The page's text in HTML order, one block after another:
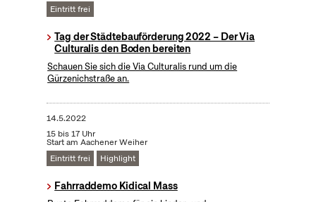
Eintritt frei
Tag der Städtebauförderung 2022 – Der Via
Culturalis den Boden bereiten
Schauen Sie sich die Via Culturalis rund um die
Gürzenichstraße an.
14.5.2022
15 bis 17 Uhr
Start am Aachener Weiher
Eintritt frei
Highlight
Fahrraddemo Kidical Mass